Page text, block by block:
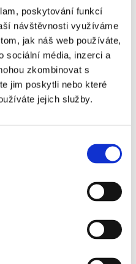
poskytování funkcí
návštěvnosti využíváme
jak náš web používáte,
sociální média, inzerci a
zkombinovat s
jim poskytli nebo které
jejich služby.
+1 160 Kč
+1 600 Kč
+3 490 Kč
aplikace a vstupenek Vám